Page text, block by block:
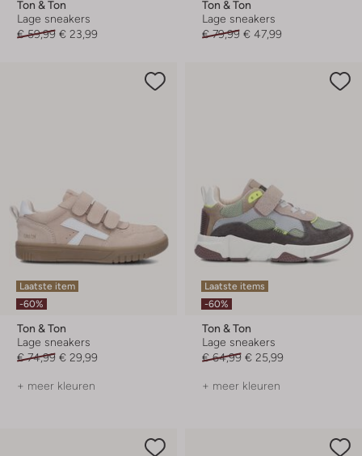
Ton & Ton
Lage sneakers
€ 59,99 € 23,99
Ton & Ton
Lage sneakers
€ 79,99 € 47,99
Laatste item
-60%
Ton & Ton
Lage sneakers
€ 74,99 € 29,99
+ meer kleuren
Laatste items
-60%
Ton & Ton
Lage sneakers
€ 64,99 € 25,99
+ meer kleuren